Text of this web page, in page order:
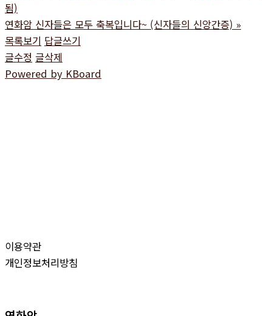
됨)
연화암 신자들은 모두 축복입니다~ (신자들의 신앙간증) »
목록보기 답글쓰기
글수정 글삭제
Powered by KBoard
이용약관
개인정보처리방침